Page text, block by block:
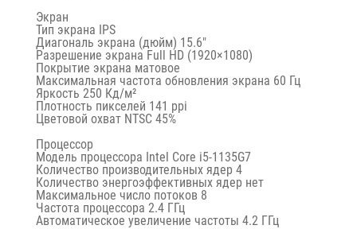
Экран
Тип экрана IPS
Диагональ экрана (дюйм) 15.6″
Разрешение экрана Full HD (1920×1080)
Покрытие экрана матовое
Максимальная частота обновления экрана 60 Гц
Яркость 250 Кд/м²
Плотность пикселей 141 ppi
Цветовой охват NTSC 45%
Процессор
Модель процессора Intel Core i5-1135G7
Количество производительных ядер 4
Количество энергоэффективных ядер нет
Максимальное число потоков 8
Частота процессора 2.4 ГГц
Автоматическое увеличение частоты 4.2 ГГц